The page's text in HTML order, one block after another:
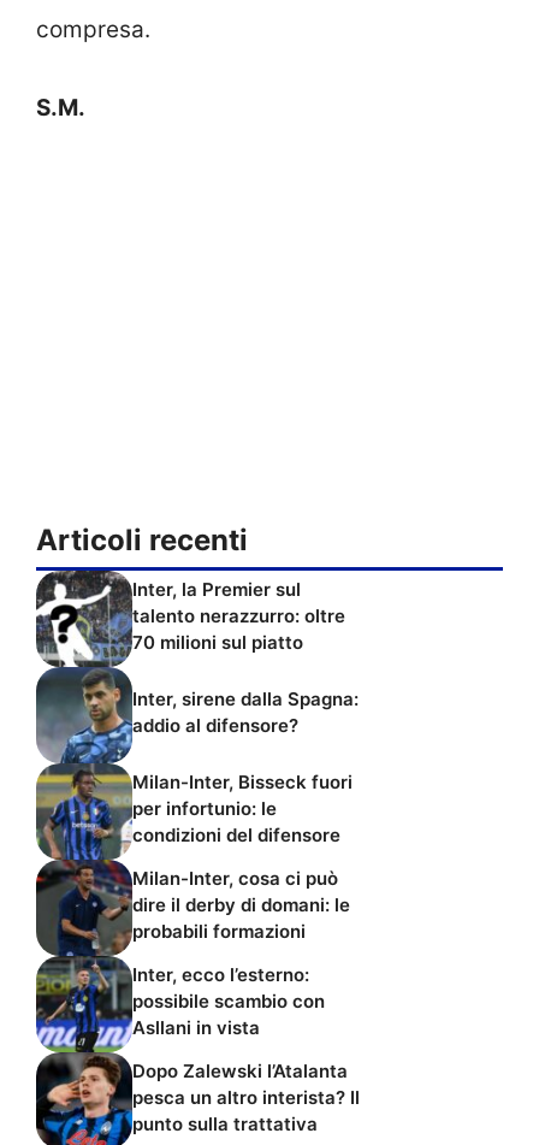
compresa.
S.M.
Articoli recenti
Inter, la Premier sul
talento nerazzurro: oltre
70 milioni sul piatto
Inter, sirene dalla Spagna:
addio al difensore?
Milan-Inter, Bisseck fuori
per infortunio: le
condizioni del difensore
Milan-Inter, cosa ci può
dire il derby di domani: le
probabili formazioni
Inter, ecco l’esterno:
possibile scambio con
Asllani in vista
Dopo Zalewski l’Atalanta
pesca un altro interista? Il
punto sulla trattativa